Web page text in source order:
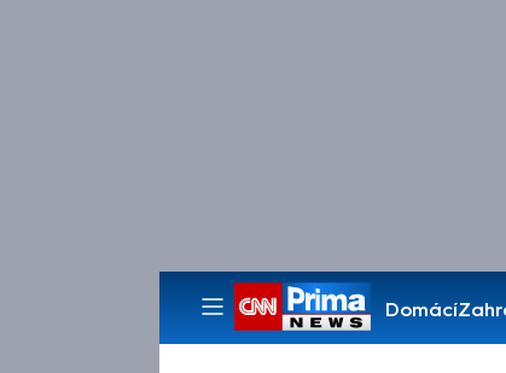
Domácí
Pořady